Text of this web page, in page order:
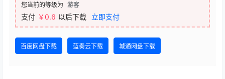
您当前的等级为 游客
支付 ￥0.6 以后下载 立即支付
百度网盘下载 蓝奏云下载 城通网盘下载